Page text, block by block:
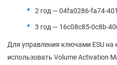
2 год — 04fa0286-fa74-
3 год — 16c08c85-0c8b-
Для управления ключами ESU на
использовать Volume Activation